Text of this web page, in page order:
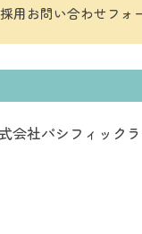
採用お問い合わせフォ
会社パシフィック